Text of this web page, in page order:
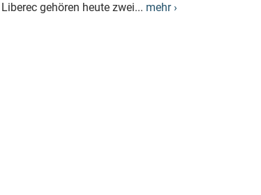
Liberec gehören heute zwei... mehr ›